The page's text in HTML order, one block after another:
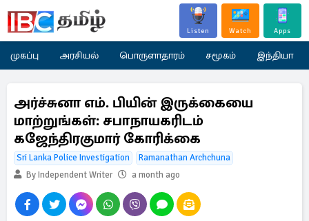
Listen Watch Apps
முகப்பு அரசியல் பொருளாதாரம் சமூகம் இந்தியா
அர்ச்சுனா எம். பியின் இருக்கையை
மாற்றுங்கள்: சபாநாயகரிடம்
கஜேந்திரகுமார் கோரிக்கை
Sri Lanka Police Investigation
Ramanathan Archchuna
By Independent Writer
a month ago